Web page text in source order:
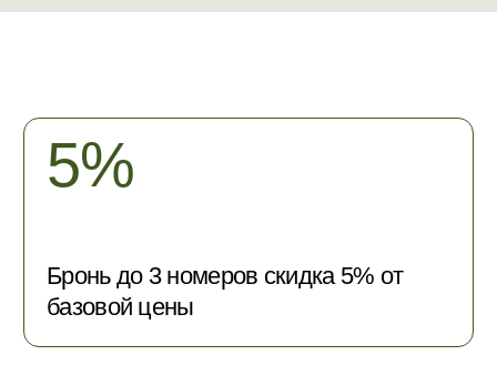
10%
Бронь от 10 номеров и более скидка
Бронь от 3 до 10 номеров скидка 7%
от базовой цены